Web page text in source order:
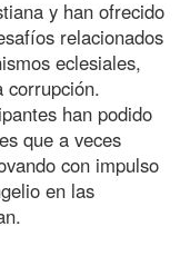
y han ofrecido
relacionados
eclesiales,
corrupción.
han podido
que a veces
con impulso
en las